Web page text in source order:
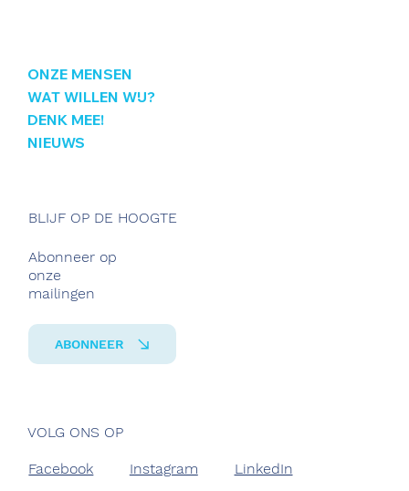
ONZE MENSEN
WAT WILLEN WIJ?
DENK MEE!
NIEUWS
VOLG ONS OP
Facebook Instagram LinkedIn
BLIJF OP DE HOOGTE
Abonneer op
onze
mailingen
ABONNEER